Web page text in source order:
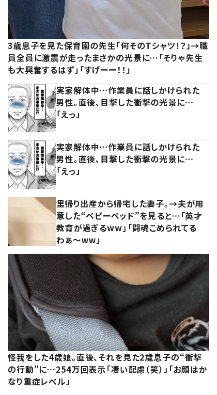
3歳息子を見た保育園の先生「何そのTシャツ！？」→職
員全員に激震が走ったまさかの光景に…「そりゃ先生
も大興奮するはず」「すげーー！！」
実家解体中…作業員に話しかけられた
男性。直後、目撃した衝撃の光景に…
「えっ」
実家解体中…作業員に話しかけられた
男性。直後、目撃した衝撃の光景に…
「えっ」
里帰り出産から帰宅した妻子。→夫が用
意した“ベビーベッド”を見ると…「英才
教育が過ぎるww」「闘魂こめられてる
わぁ～ww」
怪我をした4歳娘。直後、それを見た2歳息子の“衝撃
の行動”に…254万回表示「凄い配慮（笑）」「お顔はか
なり重症レベル」